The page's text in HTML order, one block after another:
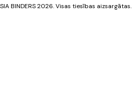
SIA BINDERS 2026. Visas tiesības aizsargātas.